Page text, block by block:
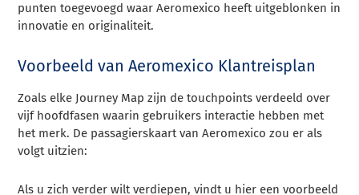
punten toegevoegd waar Aeromexico heeft uitgeblonken in
innovatie en originaliteit.
Voorbeeld van Aeromexico Klantreisplan
Zoals elke Journey Map zijn de touchpoints verdeeld over
vijf hoofdfasen waarin gebruikers interactie hebben met
het merk. De passagierskaart van Aeromexico zou er als
volgt uitzien:
Als u zich verder wilt verdiepen, vindt u hier een voorbeeld